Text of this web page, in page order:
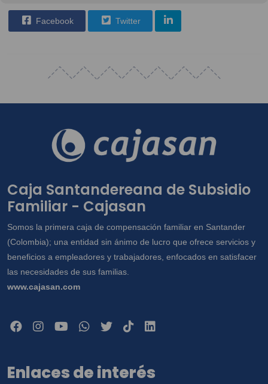
Facebook Twitter
Caja Santandereana de Subsidio
Familiar - Cajasan
Somos la primera caja de compensación familiar en Santander
(Colombia); una entidad sin ánimo de lucro que ofrece servicios y
beneficios a empleadores y trabajadores, enfocados en satisfacer
las necesidades de sus familias.
www.cajasan.com
Enlaces de interés